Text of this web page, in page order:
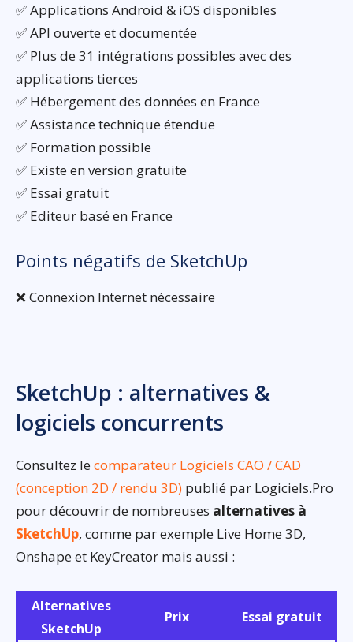
✅ Applications Android & iOS disponibles
✅ API ouverte et documentée
✅ Plus de 31 intégrations possibles avec des
applications tierces
✅ Hébergement des données en France
✅ Assistance technique étendue
✅ Formation possible
✅ Existe en version gratuite
✅ Essai gratuit
✅ Editeur basé en France
Points négatifs de SketchUp
❌ Connexion Internet nécessaire
SketchUp : alternatives &
logiciels concurrents
Consultez lecomparateur Logiciels CAO / CAD
(conception 2D / rendu 3D) publié par Logiciels.Pro
pour découvrir de nombreuses alternatives à
SketchUp, comme par exemple Live Home 3D,
Onshape et KeyCreator mais aussi :
Alternatives
SketchUp
Prix Essai gratuit